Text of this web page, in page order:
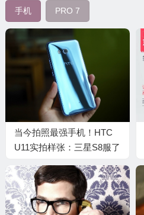
手机 PRO 7
当今拍照最强手机！HTC
U11实拍样张：三星S8服了